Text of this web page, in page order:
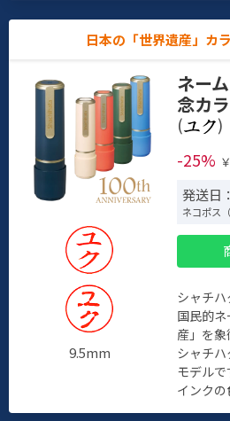
日本の「世界遺産」カ
9.5mm
ネー
念カ
(
)
-25% ￥
発送日
ネコポス
シャチハ
国民的
産」を象
シャチ
モデルで
インクの